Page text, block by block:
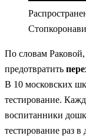
По словам Раковой,
предотвратить
В 10 московских
тестирование.
воспитанники
тестирование раз